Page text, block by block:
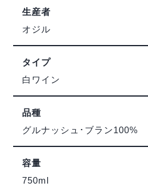
生産者
オジル
タイプ
白ワイン
品種
グルナッシュ･ブラン100%
容量
750ml